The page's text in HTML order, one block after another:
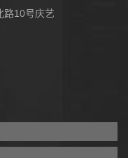
路10号庆艺